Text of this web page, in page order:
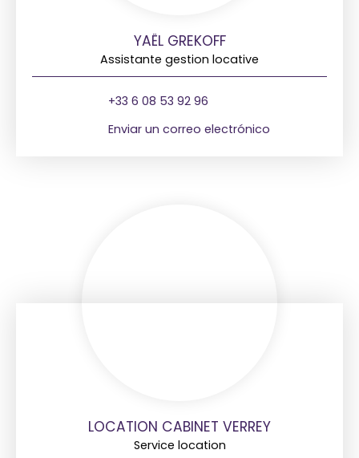
YAËL GREKOFF
Assistante gestion locative
+33 6 08 53 92 96
Enviar un correo electrónico
LOCATION CABINET VERREY
Service location